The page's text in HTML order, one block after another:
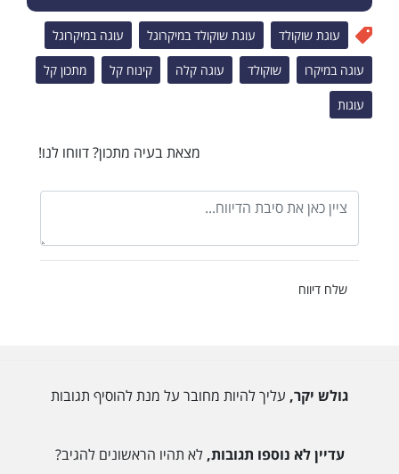
עוגת שוקולד עוגת שוקולד במיקרוגל עוגה במיקרוגל
עוגה במיקרו שוקולד עוגה קלה קינוח קל מתכון קל
עוגות
מצאת בעיה מתכון? דווחו לנו!
שלח דיווח
גולש יקר, עליך להיות מחובר על מנת להוסיף תגובות
עדיין לא נוספו תגובות,לא תהיו הראשונים להגיב?